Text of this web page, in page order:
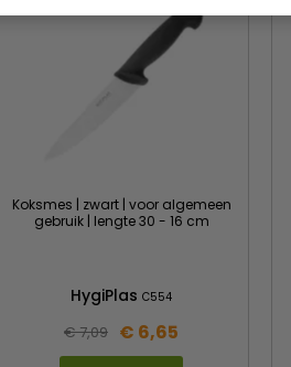
Koksmes | zwart | voor algemeen
gebruik | lengte 30 - 16 cm
HygiPlas C554
€ 7,09 € 6,65